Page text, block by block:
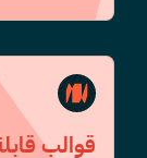
قوالب